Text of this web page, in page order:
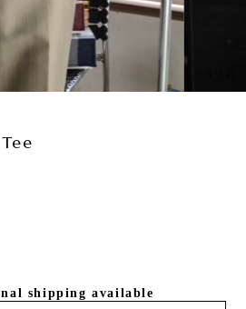
shipping available